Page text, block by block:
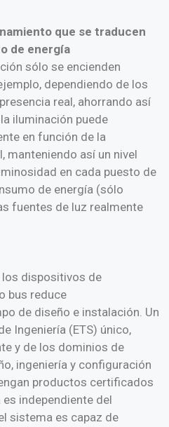
que se traducen
de energía
sólo se encienden
dependiendo de los
real, ahorrando así
iluminación puede
en función de la
manteniendo así un nivel
en cada puesto de
de energía (sólo
fuentes de luz realmente
dispositivos de
bus reduce
de diseño e instalación. Un
Ingeniería (ETS) único,
y de los dominios de
ingeniería y configuración
productos certificados
independiente del
sistema es capaz de